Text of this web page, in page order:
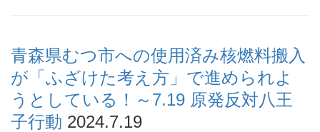
青森県むつ市への使用済み核燃料搬入
が「ふざけた考え方」で進められよ
うとしている！～7.19 原発反対八王
子行動 2024.7.19